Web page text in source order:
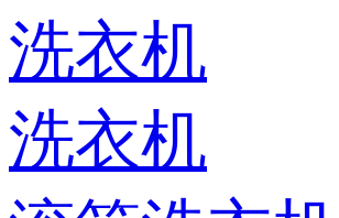
洗衣机
洗衣机